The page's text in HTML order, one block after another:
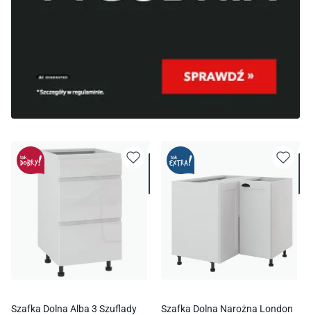
Szafka Dolna Alba 3 Szuflady
Szafka Dolna Narożna London